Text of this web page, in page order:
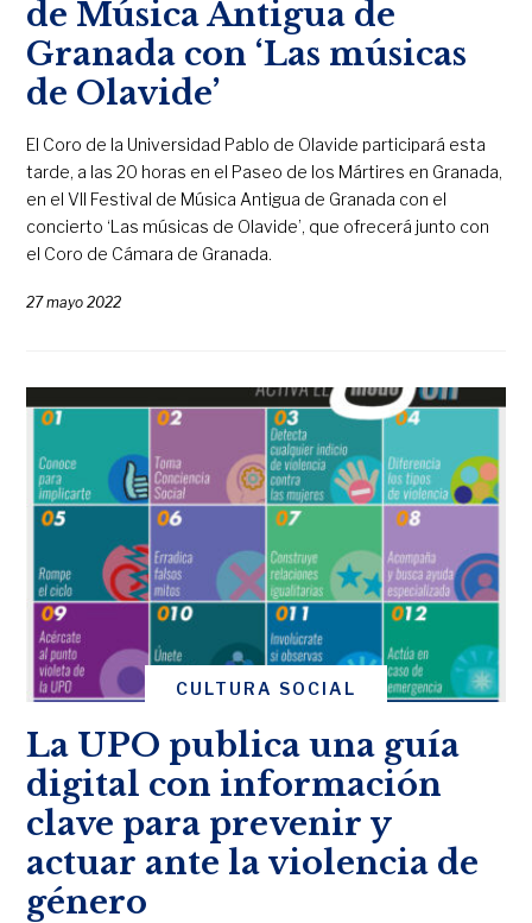
de Música Antigua de
Granada con ‘Las músicas
de Olavide’
El Coro de la Universidad Pablo de Olavide participará esta
tarde, a las 20 horas en el Paseo de los Mártires en Granada,
en el VII Festival de Música Antigua de Granada con el
concierto ‘Las músicas de Olavide’, que ofrecerá junto con
el Coro de Cámara de Granada.
27 mayo 2022
CULTURA SOCIAL
La UPO publica una guía
digital con información
clave para prevenir y
actuar ante la violencia de
género